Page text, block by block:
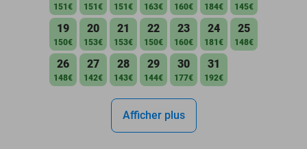
151€ 151€ 151€ 163€ 160€ 184€ 145€
19
150€
20
153€
21
153€
22
150€
23
160€
24
181€
25
148€
26
148€
27
142€
28
143€
29
144€
30
177€
31
192€
Afficher plus